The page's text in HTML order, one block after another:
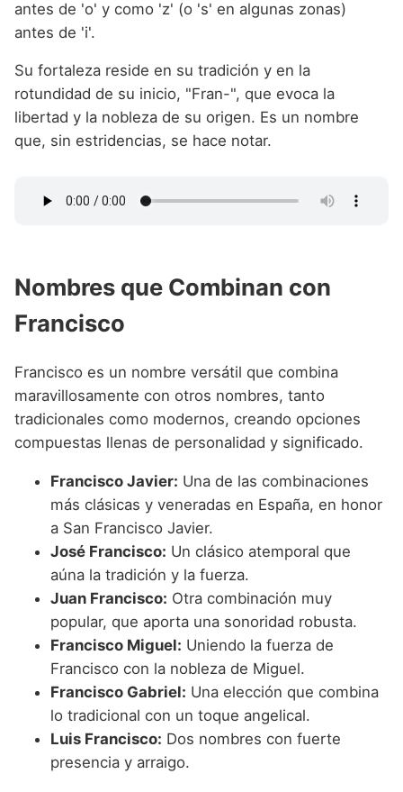
antes de 'o' y como 'z' (o 's' en algunas zonas)
antes de 'i'.
Su fortaleza reside en su tradición y en la
rotundidad de su inicio, "Fran-", que evoca la
libertad y la nobleza de su origen. Es un nombre
que, sin estridencias, se hace notar.
Nombres que Combinan con
Francisco
Francisco es un nombre versátil que combina
maravillosamente con otros nombres, tanto
tradicionales como modernos, creando opciones
compuestas llenas de personalidad y significado.
Francisco Javier: Una de las combinaciones
más clásicas y veneradas en España, en honor
a San Francisco Javier.
José Francisco: Un clásico atemporal que
aúna la tradición y la fuerza.
Juan Francisco: Otra combinación muy
popular, que aporta una sonoridad robusta.
Francisco Miguel: Uniendo la fuerza de
Francisco con la nobleza de Miguel.
Francisco Gabriel: Una elección que combina
lo tradicional con un toque angelical.
Luis Francisco: Dos nombres con fuerte
presencia y arraigo.